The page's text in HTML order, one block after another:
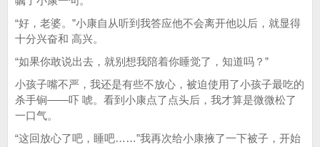
“好，老婆。”小康自从听到我答应他不会离开他以后，就显得
十分兴奋和 高兴。
“如果你敢说出去，就别想我陪着你睡觉了，知道吗？”
小孩子嘴不严，我还是有些不放心，被迫使用了小孩子最吃的
杀手锏——吓 唬。看到小康点了点头后，我才算是微微松了
一口气。
“这回放心了吧，睡吧……”我再次给小康掖了一下被子，开始